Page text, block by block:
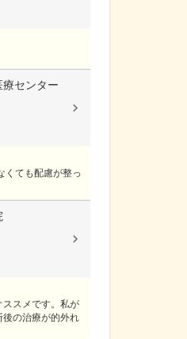
療センター
くても配慮が整っ
スメです。私が
の治療が的外れ